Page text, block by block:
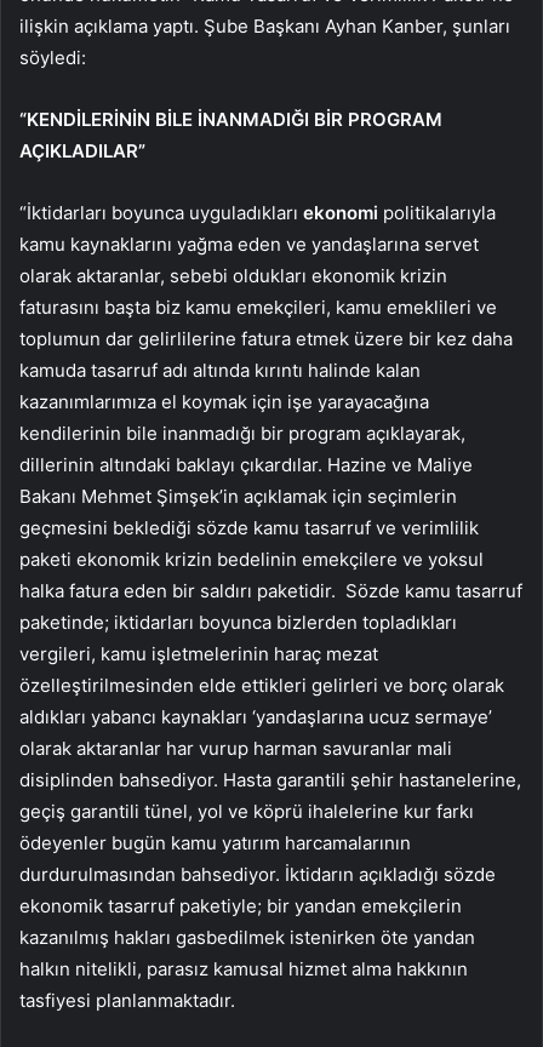
ilişkin açıklama yaptı. Şube Başkanı Ayhan Kanber, şunları
söyledi:
“KENDİLERİNİN BİLE İNANMADIĞI BİR PROGRAM
AÇIKLADILAR”
“İktidarları boyunca uyguladıkları ekonomi politikalarıyla
kamu kaynaklarını yağma eden ve yandaşlarına servet
olarak aktaranlar, sebebi oldukları ekonomik krizin
faturasını başta biz kamu emekçileri, kamu emeklileri ve
toplumun dar gelirlilerine fatura etmek üzere bir kez daha
kamuda tasarruf adı altında kırıntı halinde kalan
kazanımlarımıza el koymak için işe yarayacağına
kendilerinin bile inanmadığı bir program açıklayarak,
dillerinin altındaki baklayı çıkardılar. Hazine ve Maliye
Bakanı Mehmet Şimşek’in açıklamak için seçimlerin
geçmesini beklediği sözde kamu tasarruf ve verimlilik
paketi ekonomik krizin bedelinin emekçilere ve yoksul
halka fatura eden bir saldırı paketidir. Sözde kamu tasarruf
paketinde; iktidarları boyunca bizlerden topladıkları
vergileri, kamu işletmelerinin haraç mezat
özelleştirilmesinden elde ettikleri gelirleri ve borç olarak
aldıkları yabancı kaynakları ‘yandaşlarına ucuz sermaye’
olarak aktaranlar har vurup harman savuranlar mali
disiplinden bahsediyor. Hasta garantili şehir hastanelerine,
geçiş garantili tünel, yol ve köprü ihalelerine kur farkı
ödeyenler bugün kamu yatırım harcamalarının
durdurulmasından bahsediyor. İktidarın açıkladığı sözde
ekonomik tasarruf paketiyle; bir yandan emekçilerin
kazanılmış hakları gasbedilmek istenirken öte yandan
halkın nitelikli, parasız kamusal hizmet alma hakkının
tasfiyesi planlanmaktadır.